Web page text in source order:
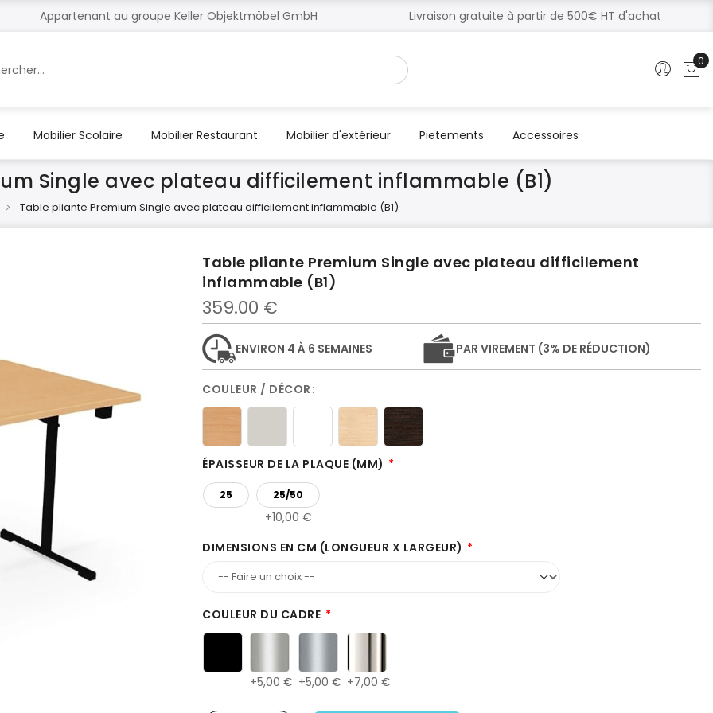
Appartenant au groupe Keller Objektmöbel GmbH Livraison gratuite à partir de 500€ HT d'achat
0
Mobilier Scolaire Mobilier Restaurant Mobilier d'extérieur Pietements Accessoires
Single avec plateau difficilement inflammable (B1)
Table pliante Premium Single avec plateau difficilement inflammable (B1)
Table pliante Premium Single avec plateau difficilement
inflammable (B1)
359.00 €
ENVIRON 4 À 6 SEMAINES PAR VIREMENT (3% DE RÉDUCTION)
COULEUR / DÉCOR
ÉPAISSEUR DE LA PLAQUE (MM)
25 25/50
10,00 €
DIMENSIONS EN CM (LONGUEUR X LARGEUR)
COULEUR DU CADRE
5,00 € 5,00 € 7,00 €